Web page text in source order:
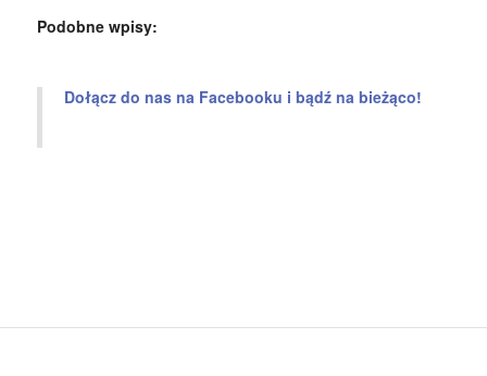
Podobne wpisy:
Dołącz do nas na Facebooku i bądź na bieżąco!